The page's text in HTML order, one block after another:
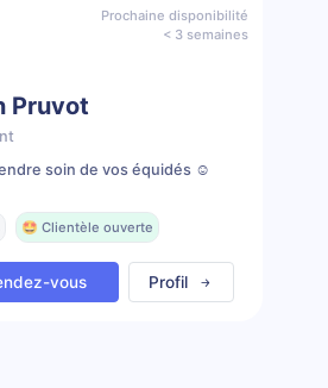
Prochaine disponibilité
< 3 semaines
Pruvot
soin de vos équidés ☺️
🤩 Clientèle ouverte
vous Profil